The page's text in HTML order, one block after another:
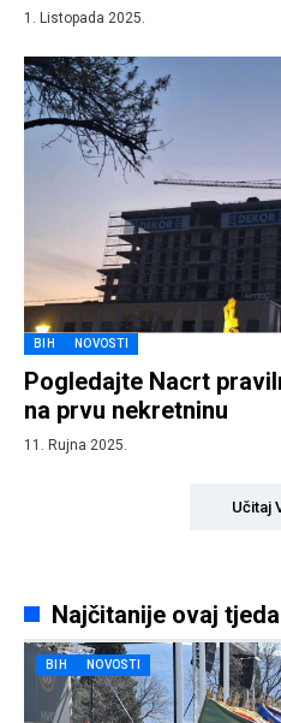
1. Listopada 2025.
BIH NOVOSTI
Pogledajte Nacrt
na prvu nekretninu
11. Rujna 2025.
Učitaj
Najčitanije ovaj
BIH NOVOSTI